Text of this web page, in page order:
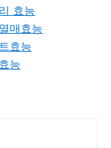
효능
매효능
효능
능